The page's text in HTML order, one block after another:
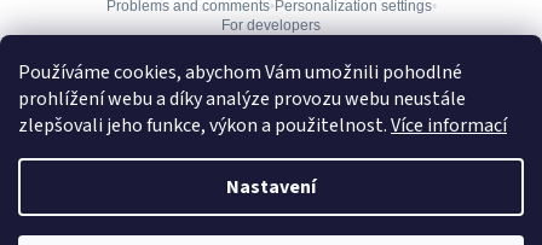
Používáme cookies, abychom Vám umožnili pohodlné
prohlížení webu a díky analýze provozu webu neustále
zlepšovali jeho funkce, výkon a použitelnost.Více informací
Nastavení
Vytvořil Shoptet